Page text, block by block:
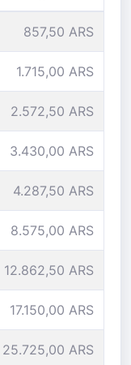
857,50 ARS
1.715,00 ARS
2.572,50 ARS
3.430,00 ARS
4.287,50 ARS
8.575,00 ARS
12.862,50 ARS
17.150,00 ARS
25.725,00 ARS